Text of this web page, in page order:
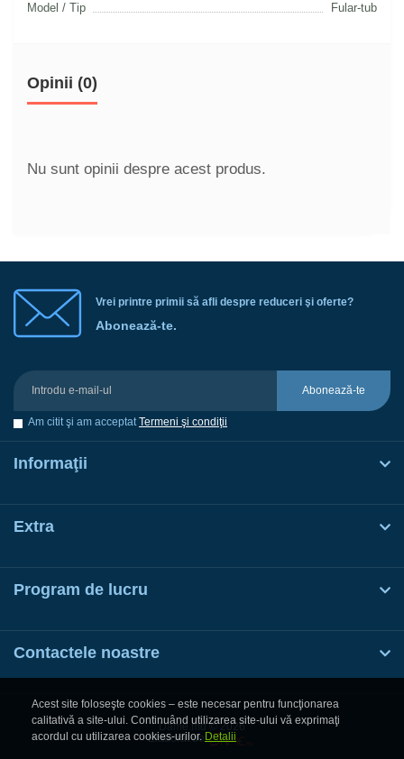
Model / Tip Fular-tub
Opinii (0)
Nu sunt opinii despre acest produs.
Vrei printre primii să afli despre reduceri şi oferte?
Abonează-te.
Abonează-te
Am citit şi am acceptatTermeni şi condiţii
Informaţii
Extra
Program de lucru
Contactele noastre
Dame.md © 2026
Elaborat de
Acest site foloseşte cookies – este necesar pentru funcţionarea
calitativă a site-ului. Continuând utilizarea site-ului vă exprimaţi
acordul cu utilizarea cookies-urilor. Detalii